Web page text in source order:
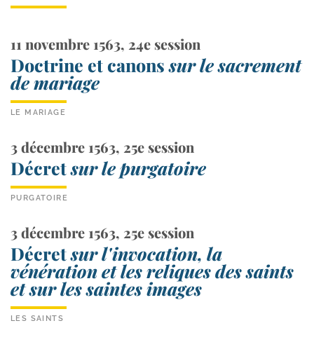
11 novembre 1563, 24e session
Doctrine et canonssur le sacrement
de mariage
LE MARIAGE
3 décembre 1563, 25e session
Décretsur le purgatoire
PURGATOIRE
3 décembre 1563, 25e session
Décretsur l'invocation, la
vénération et les reliques des saints
et sur les saintes images
LES SAINTS